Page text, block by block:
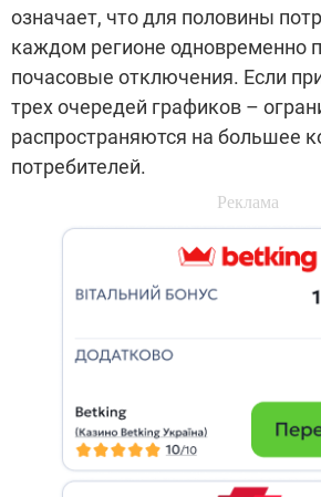
означает, что для половины
каждом регионе одновременно
почасовые отключения. Если
трех очередей графиков –
распространяются на большее
потребителей.